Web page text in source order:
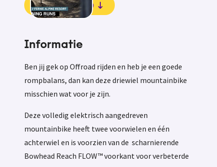
Beoordelingen (0)
Informatie
Ben jij gek op Offroad rijden en heb je een goede
rompbalans, dan kan deze driewiel mountainbike
misschien wat voor je zijn.
Deze volledig elektrisch aangedreven
mountainbike heeft twee voorwielen en één
achterwiel en is voorzien van de scharnierende
Bowhead Reach FLOW™ voorkant voor verbeterde